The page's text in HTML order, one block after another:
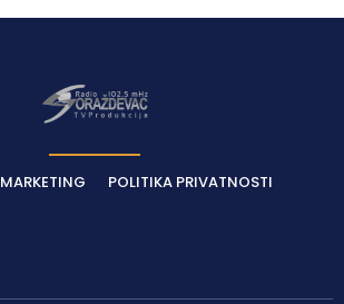
MARKETING POLITIKA PRIVATNOSTI